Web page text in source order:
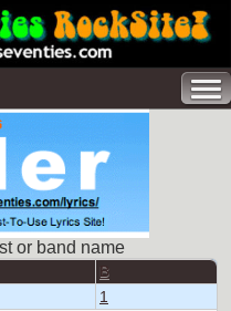
or band name
B
1